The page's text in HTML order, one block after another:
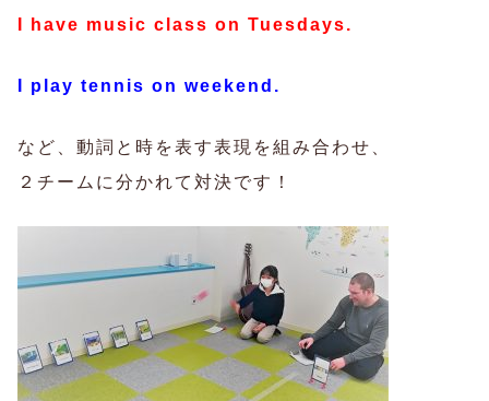
I have music class on Tuesdays.
I play tennis on weekend.
など、動詞と時を表す表現を組み合わせ、
２チームに分かれて対決です！